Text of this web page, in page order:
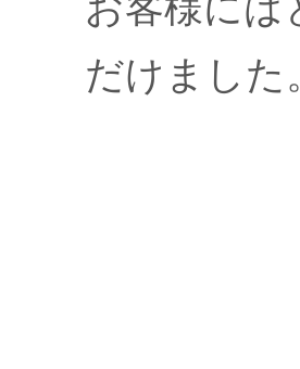
お客様には
だけました